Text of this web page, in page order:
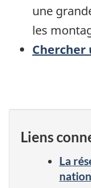
une
les
Liens
La